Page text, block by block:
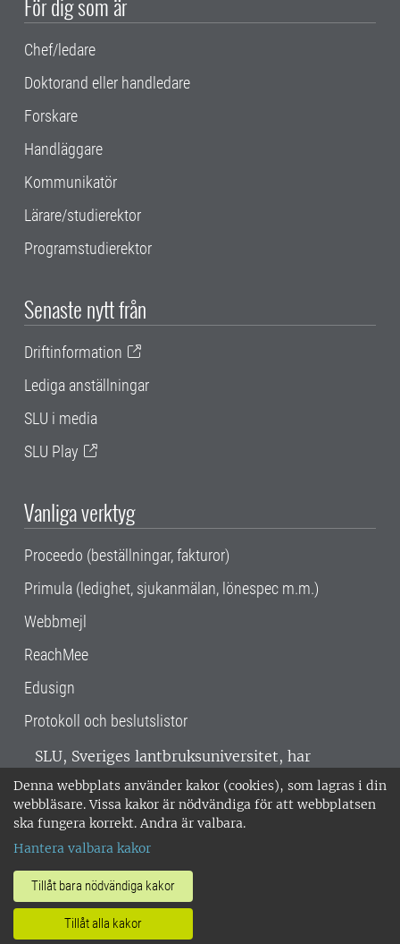
Denna webbplats använder kakor (cookies), som lagras i din
webbläsare. Vissa kakor är nödvändiga för att webbplatsen
ska fungera korrekt. Andra är valbara.
Hantera valbara kakor
Tillåt bara nödvändiga kakor
Tillåt alla kakor
Chef/ledare
Doktorand eller handledare
Forskare
Handläggare
Kommunikatör
Lärare/studierektor
Programstudierektor
Senaste nytt från
Driftinformation
Lediga anställningar
SLU i media
SLU Play
Vanliga verktyg
Proceedo (beställningar, fakturor)
Primula (ledighet, sjukanmälan, lönespec m.m.)
Webbmejl
ReachMee
Edusign
Protokoll och beslutslistor
SLU, Sveriges lantbruksuniversitet, har
verksamhet över hela Sverige. Huvudorter är
Alnarp, Uppsala och Umeå.SLU är
miljöcertifierat enligt ISO 14001. •
018-67 10 00 • Org nr: 202100-2817 •
Om SLU:s webbplatser
•Hantera kakor•Behandling av
personuppgifter